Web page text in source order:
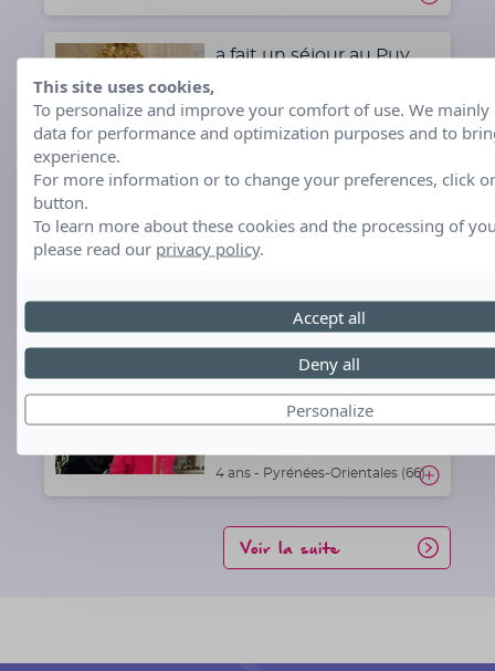
a fait un séjour au Puy
10 ans - Pyrénées-Orientales (66)
a fait un séjour au zoo de
Beauval
4 ans - Pyrénées-Orientales (66)
Voir la suite
This site uses cookies,
To personalize and improve your comfort of use. We mainly
data for performance and optimization purposes and to
experience.
For more information or to change your preferences, click
button.
To learn more about these cookies and the processing of
please read our privacy policy.
Personalize
Deny all
Accept all